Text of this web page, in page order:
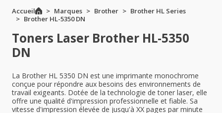
Accueil Marques Brother
Brother HL Series
Brother HL-5350 DN
Toners Laser Brother HL-5350
DN
La Brother HL 5350 DN est une imprimante monochrome
conçue pour répondre aux besoins des environnements de
travail exigeants. Dotée de la technologie de toner laser, elle
offre une qualité d'impression professionnelle et fiable. Sa
vitesse d'impression élevée de jusqu'à XX pages par minute